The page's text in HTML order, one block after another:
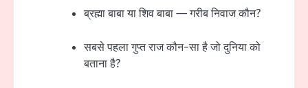
ब्रह्मा बाबा या शिव बाबा — गरीब निवाज कौन?
सबसे पहला गुप्त राज कौन-सा है जो दुनिया को
बताना है?